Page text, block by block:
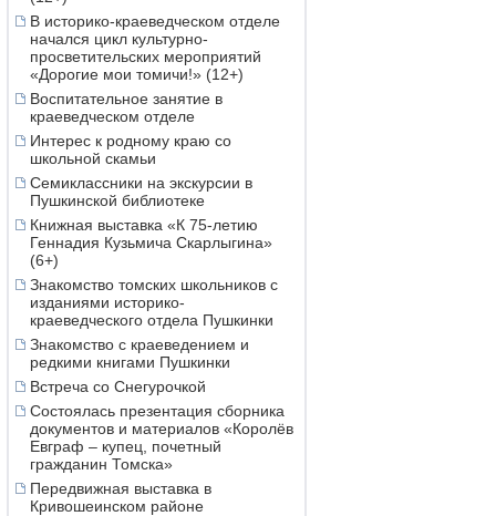
В историко-краеведческом отделе
начался цикл культурно-
просветительских мероприятий
«Дорогие мои томичи!» (12+)
Воспитательное занятие в
краеведческом отделе
Интерес к родному краю со
школьной скамьи
Семиклассники на экскурсии в
Пушкинской библиотеке
Книжная выставка «К 75-летию
Геннадия Кузьмича Скарлыгина»
(6+)
Знакомство томских школьников с
изданиями историко-
краеведческого отдела Пушкинки
Знакомство с краеведением и
редкими книгами Пушкинки
Встреча со Снегурочкой
Состоялась презентация сборника
документов и материалов «Королёв
Евграф – купец, почетный
гражданин Томска»
Передвижная выставка в
Кривошеинском районе